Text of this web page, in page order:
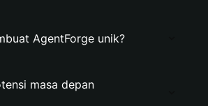
AgentForge unik?
masa depan